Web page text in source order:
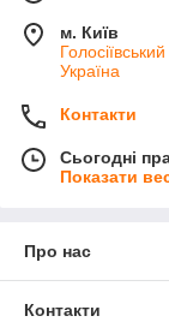
м. Київ
Україна
Контакти
Сьогодні
Показати
Про нас
Контакти